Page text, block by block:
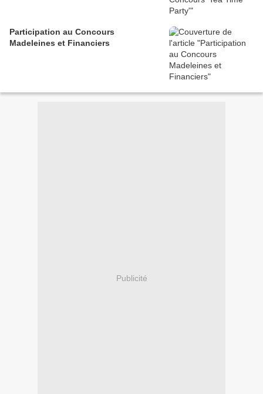
Participation au Concours
Madeleines et Financiers
Publicité